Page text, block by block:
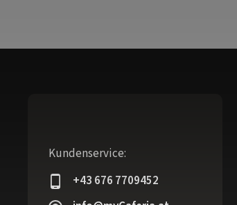
Kundenservice:
+43 676 7709452